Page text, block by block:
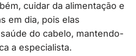
cuidar da alimentação e
em dia, pois elas
do cabelo, mantendo-
a especialista.